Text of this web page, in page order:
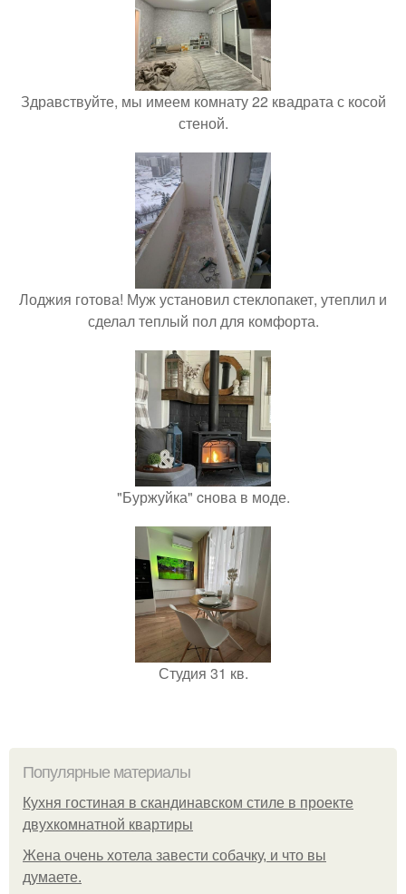
Здравствуйте, мы имеем комнату 22 квадрата с косой
стеной.
Лоджия готова! Муж установил стеклопакет, утеплил и
сделал теплый пол для комфорта.
"Буржуйка" cнова в моде.
Студия 31 кв.
Популярные материалы
Кухня гостиная в скандинавском стиле в проекте
двухкомнатной квартиры
Жена очень хотела завести собачку, и что вы
думаете.